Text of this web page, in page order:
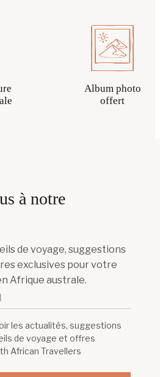
Album photo
offert
à notre
de voyage, suggestions
exclusives pour votre
Afrique australe.
les actualités, suggestions
de voyage et offres
African Travellers